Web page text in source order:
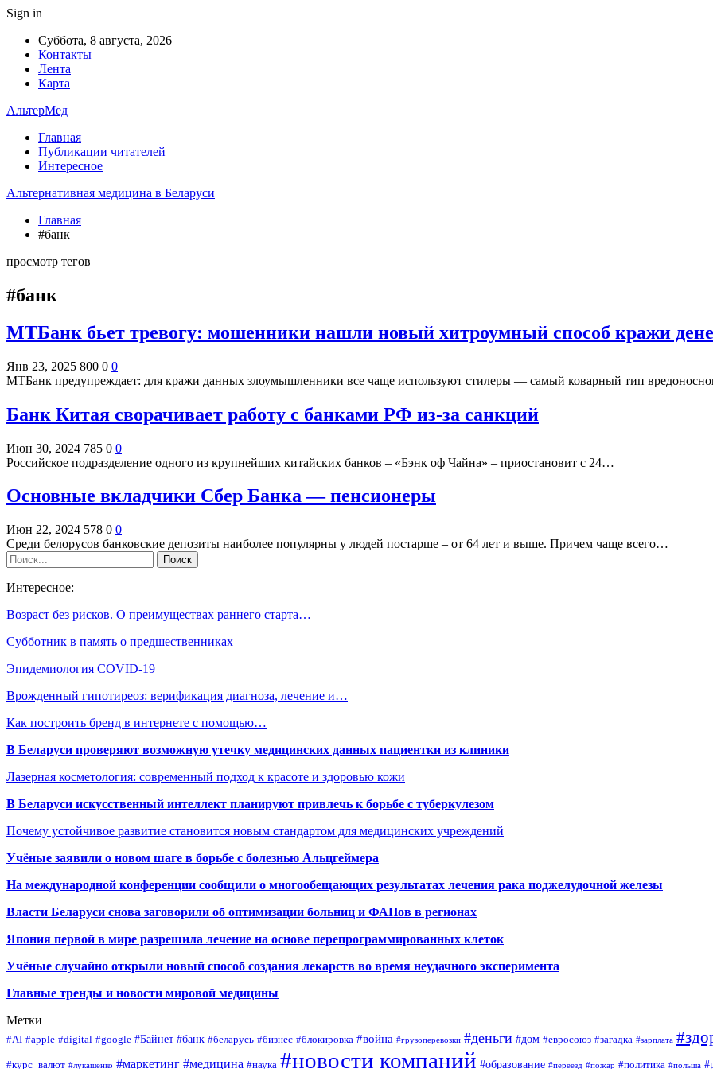
Sign in
Суббота, 8 августа, 2026
Контакты
Лента
Карта
АльтерМед
Главная
Публикации читателей
Интересное
Альтернативная медицина в Беларуси
Главная
#банк
просмотр тегов
#банк
МТБанк бьет тревогу: мошенники нашли новый хитроумный способ кражи
Янв 23, 2025 800 0 0
МТБанк предупреждает: для кражи данных злоумышленники все чаще используют стилеры — самый коварный тип
Банк Китая сворачивает работу с банками РФ из-за санкций
Июн 30, 2024 785 0 0
Российское подразделение одного из крупнейших китайских банков – «Бэнк оф Чайна» – приостановит с 24…
Основные вкладчики Сбер Банка — пенсионеры
Июн 22, 2024 578 0 0
Среди белорусов банковские депозиты наиболее популярны у людей постарше – от 64 лет и выше. Причем чаще всего…
Интересное:
Возраст без рисков. О преимуществах раннего старта…
Субботник в память о предшественниках
Эпидемиология COVID-19
Врожденный гипотиреоз: верификация диагноза, лечение и…
Как построить бренд в интернете с помощью…
В Беларуси проверяют возможную утечку медицинских данных пациентки из клиники
Лазерная косметология: современный подход к красоте и здоровью кожи
В Беларуси искусственный интеллект планируют привлечь к борьбе с туберкулезом
Почему устойчивое развитие становится новым стандартом для медицинских учреждений
Учёные заявили о новом шаге в борьбе с болезнью Альцгеймера
На международной конференции сообщили о многообещающих результатах лечения рака поджелудочной железы
Власти Беларуси снова заговорили об оптимизации больниц и ФАПов в регионах
Япония первой в мире разрешила лечение на основе перепрограммированных клеток
Учёные случайно открыли новый способ создания лекарств во время неудачного эксперимента
Главные тренды и новости мировой медицины
Метки
#AI #apple #digital #google #Байнет #банк #беларусь #бизнес #блокировка #война #грузоперевозки #деньги #дом #евросоюз #загадка #зарплата
#курс_валют #лукашенко #маркетинг #медицина #наука #новости компаний #образование #переезд #пожар #политика #польша